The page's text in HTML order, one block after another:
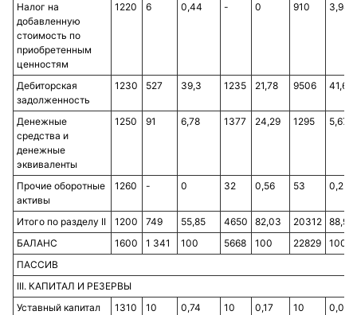
Налог на
добавленную
стоимость по
приобретенным
ценностям
1220 6 0,44 - 0 910 3,98
Дебиторская
задолженность
1230 527 39,3 1235 21,78 9506 41,64
Денежные
средства и
денежные
эквиваленты
1250 91 6,78 1377 24,29 1295 5,67
Прочие оборотные
активы
1260 - 0 32 0,56 53 0,23
Итого по разделу II 1200 749 55,85 4650 82,03 20312 88,97
БАЛАНС
1600 1 341 100 5668 100 22829
100
ПАССИВ
III. КАПИТАЛ И РЕЗЕРВЫ
Уставный капитал
1310 10 0,74 10 0,17 10 0,04